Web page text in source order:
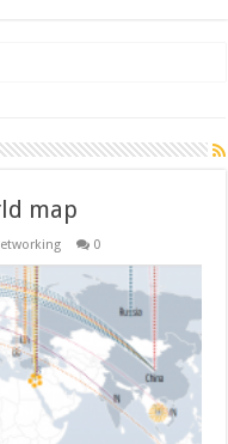
map
0